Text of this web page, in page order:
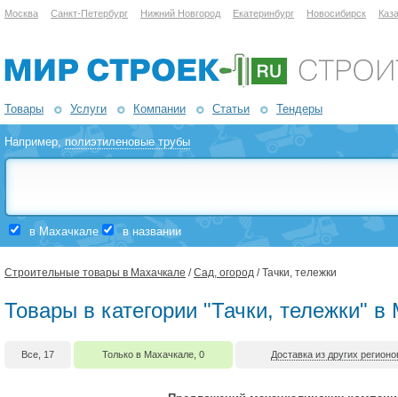
Москва Санкт-Петербург Нижний Новгород Екатеринбург Новосибирск
Товары Услуги Компании Статьи Тендеры
Например,полиэтиленовые трубы
в Махачкале в названии
Строительные товары в Махачкале /Сад, огород / Тачки, тележки
Товары в категории "Тачки, тележки" в
Все, 17 Только в Махачкале, 0 Доставка из других